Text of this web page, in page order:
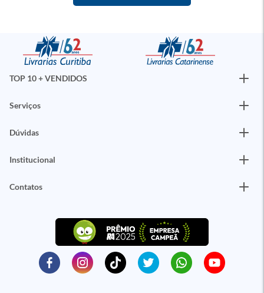
TOP 10 + VENDIDOS
Serviços
Dúvidas
Institucional
Contatos